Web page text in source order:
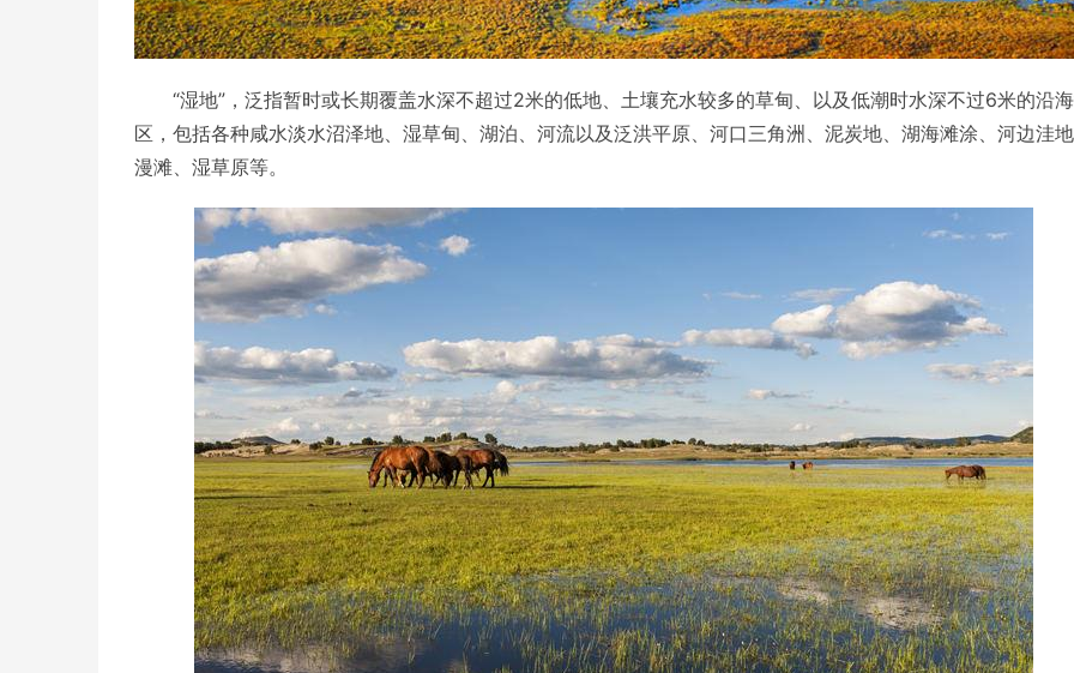
“湿地”，泛指暂时或长期覆盖水深不超过2米的低地、土壤充水较多的草甸、以及低潮时水深不过6米的沿
区，包括各种咸水淡水沼泽地、湿草甸、湖泊、河流以及泛洪平原、河口三角洲、泥炭地、湖海滩涂、河边洼
漫滩、湿草原等。